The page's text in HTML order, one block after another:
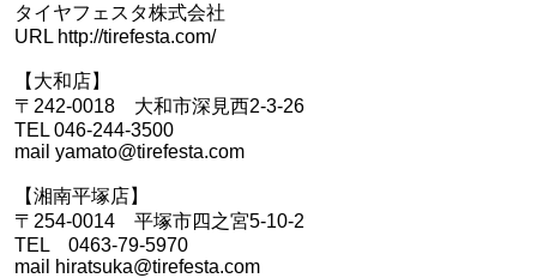
タイヤフェスタ株式会社
URL http://tirefesta.com/
【大和店】
〒242-0018 大和市深見西2-3-26
TEL 046-244-3500
mail yamato@tirefesta.com
【湘南平塚店】
〒254-0014 平塚市四之宮5-10-2
TEL 0463-79-5970
mail hiratsuka@tirefesta.com